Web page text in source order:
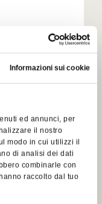
Informazioni sui cookie
ed annunci, per
il nostro
modo in cui utilizzi il
di analisi dei dati
combinarle con
raccolto dal tuo